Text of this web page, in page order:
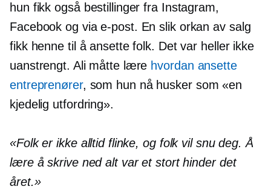
hun fikk også bestillinger fra Instagram,
Facebook og via e-post. En slik orkan av salg
fikk henne til å ansette folk. Det var heller ikke
uanstrengt. Ali måtte lære hvordan ansette
entreprenører, som hun nå husker som «en
kjedelig utfordring».
«Folk er ikke alltid flinke, og folk vil snu deg. Å
lære å skrive ned alt var et stort hinder det
året.»